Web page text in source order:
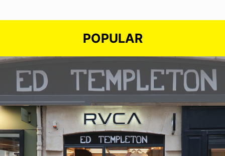
POPULAR